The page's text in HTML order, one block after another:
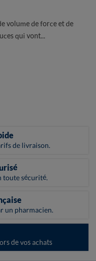
volume de force et de
qui vont...
de livraison.
toute sécurité.
un pharmacien.
de vos achats